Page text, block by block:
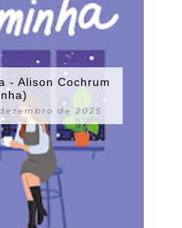
- Alison Cochrum
de 2025